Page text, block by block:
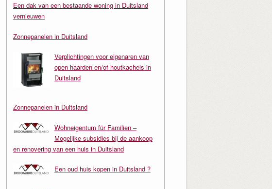
Een dak van een bestaande woning in Duitsland
vernieuwen
Zonnepanelen in Duitsland
Verplichtingen voor eigenaren van
open haarden en/of houtkachels in
Duitsland
Zonnepanelen in Duitsland
Wohneigentum für Familien –
Mogelijke subsidies bij de aankoop
en renovering van een huis in Duitsland
Een oud huis kopen in Duitsland ?